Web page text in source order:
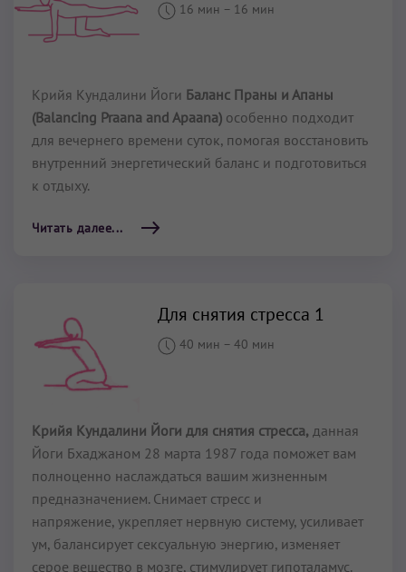
16 мин – 16 мин
Крийя Кундалини Йоги Баланс Праны и Апаны
(Balancing Praana and Apaana) особенно подходит
для вечернего времени суток, помогая восстановить
внутренний энергетический баланс и подготовиться
к отдыху.
Читать далее...
Для снятия стресса 1
40 мин –40 мин
Крийя Кундалини Йоги для снятия стресса, данная
Йоги Бхаджаном 28 марта 1987 года поможет вам
полноценно наслаждаться вашим жизненным
предназначением. Снимает стресс и
напряжение, укрепляет нервную систему, усиливает
ум, балансирует сексуальную энергию, изменяет
серое вещество в мозге, стимулирует гипоталамус.